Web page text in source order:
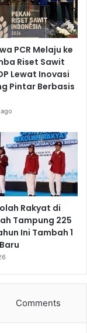
PCR Melaju ke
Riset Sawit
Lewat Inovasi
Pintar Berbasis
Rakyat di
Tampung 225
Ini Tambah 1
Comments